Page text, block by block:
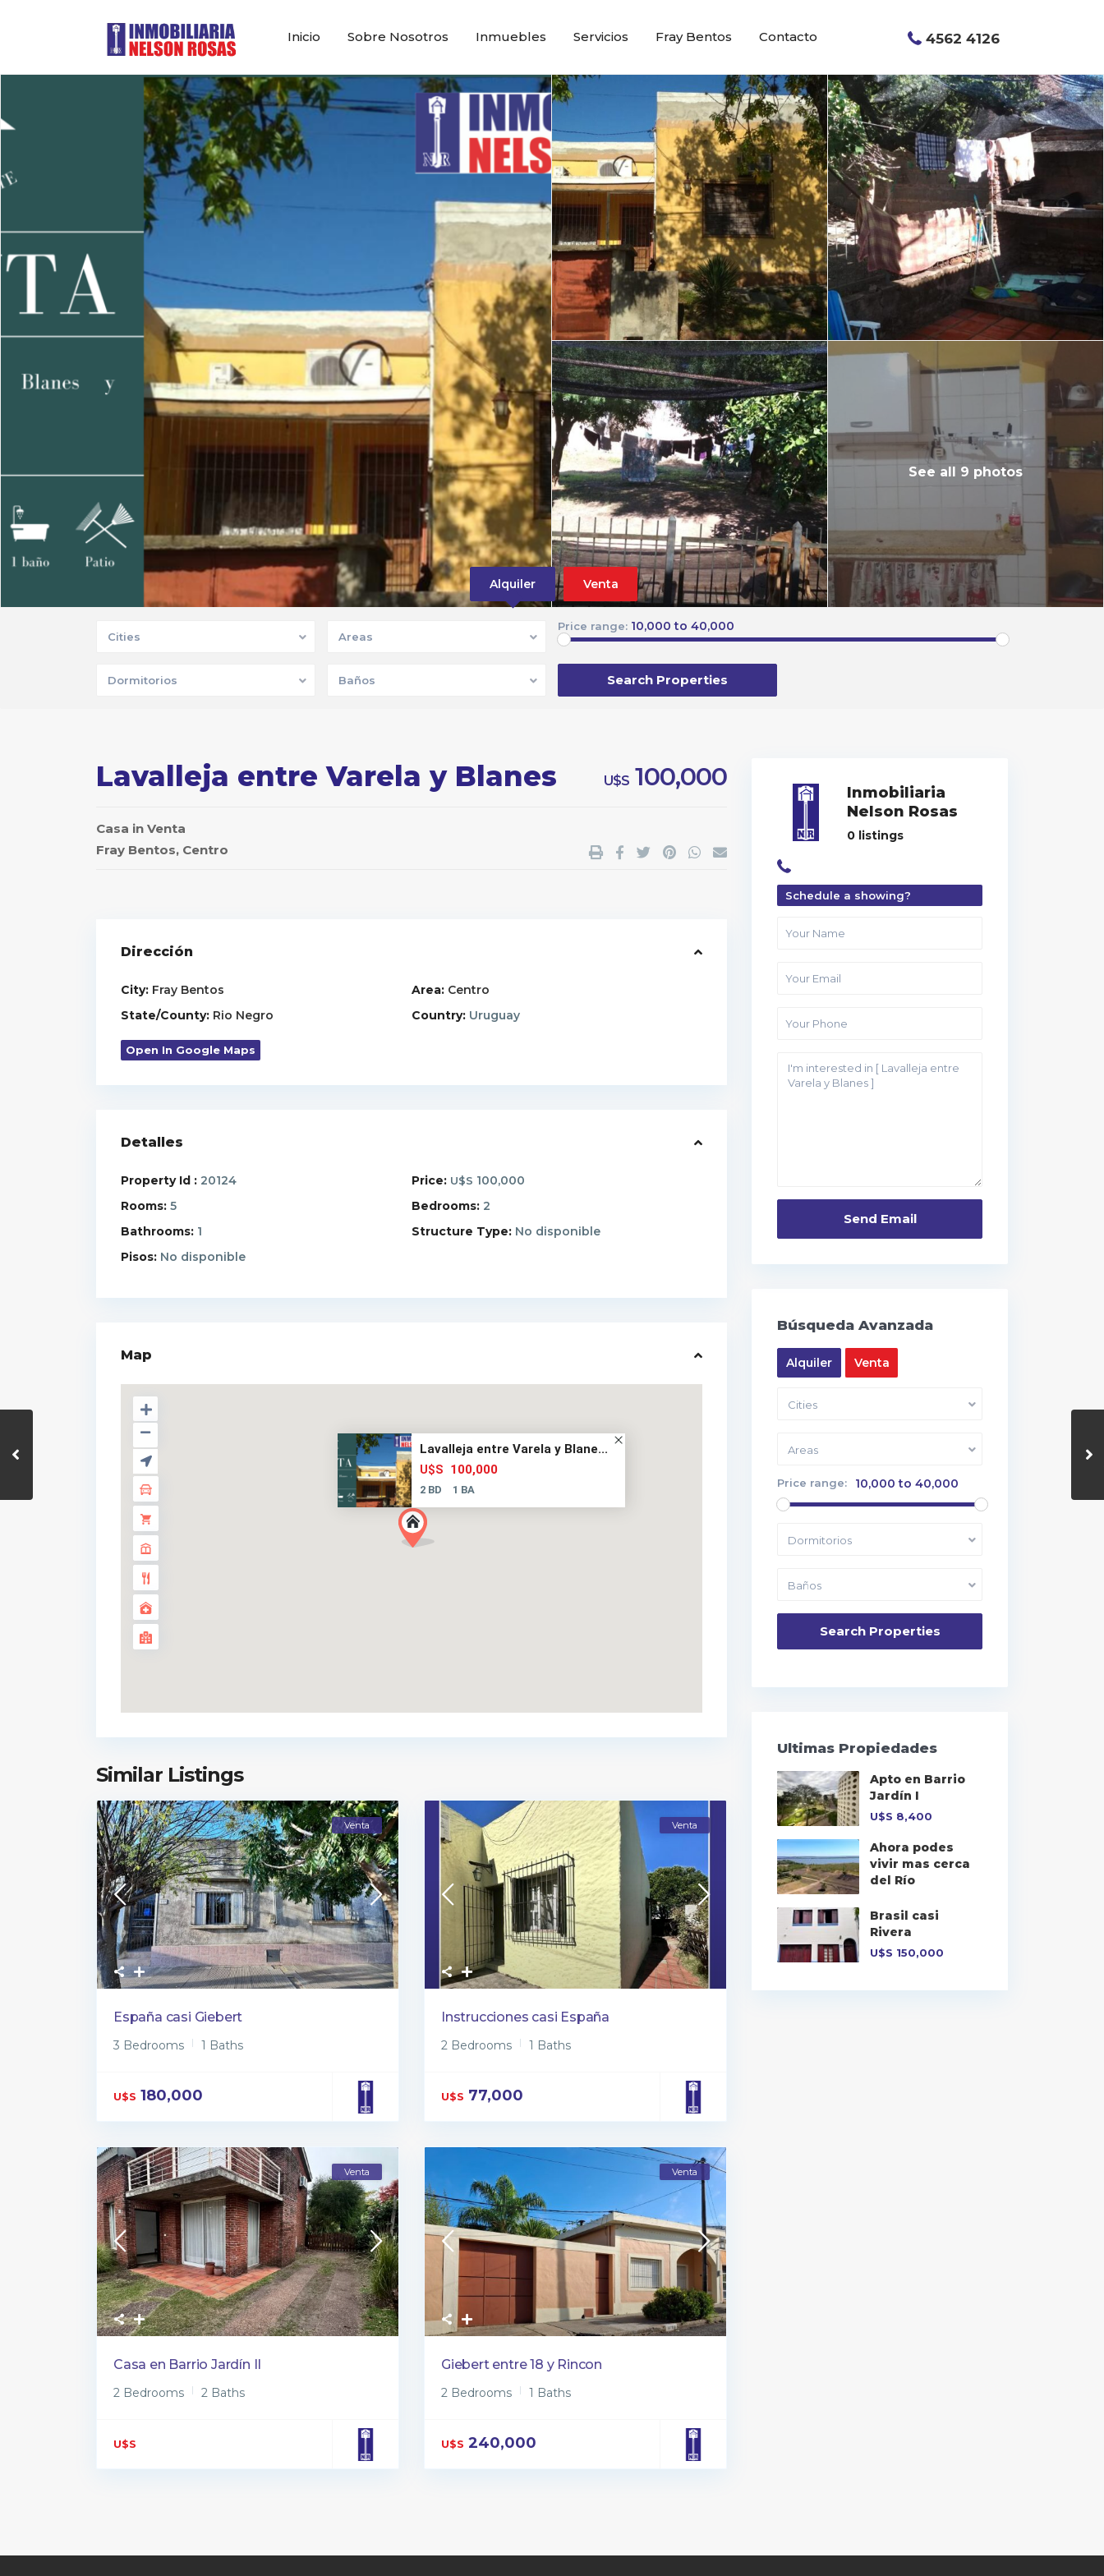
4562 4126
Inicio Sobre Nosotros Inmuebles Servicios Fray Bentos Contacto
See all 9 photos
Alquiler Venta
Cities Areas
Price range: 10,000 to 40,000
Dormitorios Baños
Lavalleja entre Varela y Blanes U$S 100,000
Casa in Venta
Fray Bentos, Centro
Dirección
City: Fray Bentos Area: Centro
State/County: Rio Negro Country: Uruguay
Open In Google Maps
Detalles
Property Id : 20124 Price: U$S 100,000
Rooms: 5 Bedrooms: 2
Bathrooms: 1 Structure Type: No disponible
Pisos: No disponible
Map
Lavalleja entre Varela y Blane...
U$S 100,000
2 BD 1 BA
Similar Listings
Venta
España casi Giebert
3 Bedrooms 1 Baths
U$S 180,000
Venta
Instrucciones casi España
2 Bedrooms 1 Baths
U$S 77,000
Venta
Casa en Barrio Jardín II
2 Bedrooms 2 Baths
U$S
Venta
Giebert entre 18 y Rincon
2 Bedrooms 1 Baths
U$S 240,000
Inmobiliaria
Nelson Rosas
0 listings
Schedule a showing?
Búsqueda Avanzada
Alquiler Venta
Cities
Areas
Price range: 10,000 to 40,000
Dormitorios
Baños
Ultimas Propiedades
Apto en Barrio
Jardín I
U$S 8,400
Ahora podes
vivir mas cerca
del Río
Brasil casi
Rivera
U$S 150,000